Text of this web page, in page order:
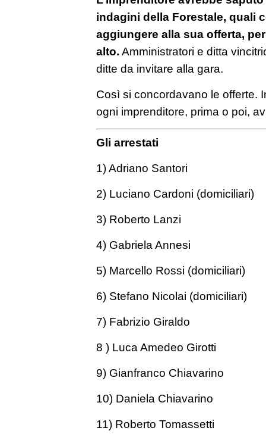
indagini della Forestale, quali
aggiungere alla sua offerta,
alto. Amministratori e ditta
ditte da invitare alla gara.
Così si concordavano le offerte.
ogni imprenditore, prima o poi,
Gli arrestati
1) Adriano Santori
2) Luciano Cardoni (domiciliari)
3) Roberto Lanzi
4) Gabriela Annesi
5) Marcello Rossi (domiciliari)
6) Stefano Nicolai (domiciliari)
7) Fabrizio Giraldo
8 ) Luca Amedeo Girotti
9) Gianfranco Chiavarino
10) Daniela Chiavarino
11) Roberto Tomassetti